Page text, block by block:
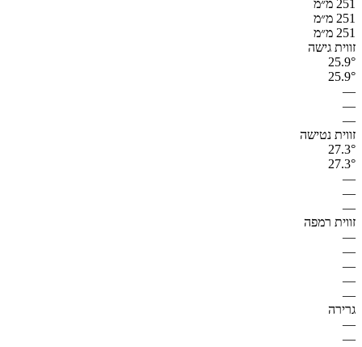
251 מ״מ
251 מ״מ
251 מ״מ
זווית גישה
25.9°
25.9°
—
—
—
זווית נטישה
27.3°
27.3°
—
—
—
זווית רמפה
—
—
—
—
—
גרירה
—
—